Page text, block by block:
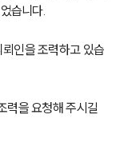
습니다.
인을 조력하고 있습
력을 요청해 주시길